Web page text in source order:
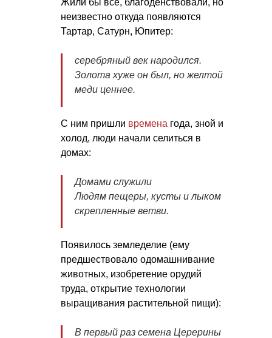
неизвестно откуда появляются
Тартар, Сатурн, Юпитер:
серебряный век народился.
Золота хуже он был, но желтой
меди ценнее.
С ним пришли времена года, зной и
холод, люди начали селиться в
домах:
Домами служили
Людям пещеры, кусты и лыком
скрепленные ветви.
Появилось земледелие (ему
предшествовало одомашнивание
животных, изобретение орудий
труда, открытие технологии
выращивания растительной пищи):
В первый раз семена Церерины